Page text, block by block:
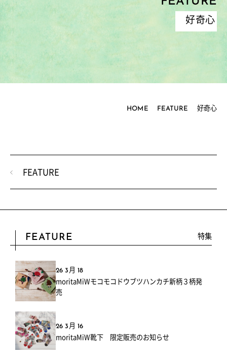
好奇心
HOME FEATURE 好奇心
FEATURE
FEATURE 特集
26 3月 18
moritaMiWモコモコドウブツハンカチ新柄３柄発
売
26 3月 16
moritaMiW靴下 限定販売のお知らせ